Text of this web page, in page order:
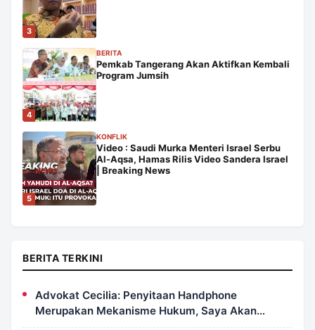
3
4
BERITA
Pemkab Tangerang Akan Aktifkan Kembali
Program Jumsih
5
KONFLIK
Video : Saudi Murka Menteri Israel Serbu
Al-Aqsa, Hamas Rilis Video Sandera Israel
| Breaking News
BERITA TERKINI
Advokat Cecilia: Penyitaan Handphone
Merupakan Mekanisme Hukum, Saya Akan
Kooperatif Apabila Diminta Penyidik dan Tidak